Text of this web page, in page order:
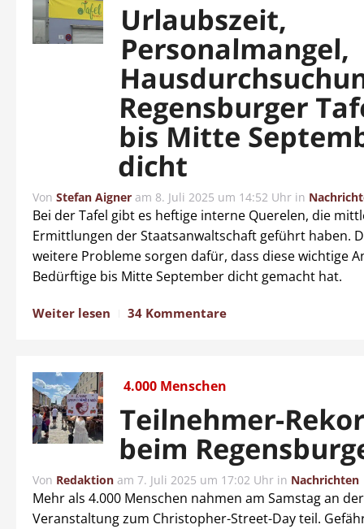
Urlaubszeit,
Personalmangel,
Regensburger
bis Mitte
dicht
Von Stefan Aigner am 8. Juli 2025 um 14:52 Uhr in
Bei der Tafel gibt es heftige interne Querelen, die
Ermittlungen der Staatsanwaltschaft geführt haben.
weitere Probleme sorgen dafür, dass diese wichtige
Bedürftige bis Mitte September dicht gemacht hat.
Weiter lesen 34 Kommentare
4.000 Menschen
Teilnehmer-
beim
Von Redaktion am 7. Juli 2025 um 17:02 Uhr in Nachrichten
Mehr als 4.000 Menschen nahmen am Samstag an der
Veranstaltung zum Christopher-Street-Day teil.